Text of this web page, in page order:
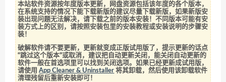
本站软件资源按年度版本更新，网盘资源包括该年度的各个版本，
在系统支持的情况下能下载新版的建议尽量下载新版，如果新版安
装出现问题无法解决，请下载之前的版本安装！不同版本可能有安
装方式上的区别，请按照安装包里的安装教程或安装说明的步骤安
装！
破解软件请不要更新，更新就变成正版试用版了，提示更新的话点
“跳过这个版本”或取消，建议把自动更新关闭，能关闭自动更新的
软件一般在首选项里可以找到关闭选项。如果已经更新成试用版，
请使用App Cleaner & Uninstaller 将其卸载，然后使用该卸载软件
清理残留后重新安装即可！